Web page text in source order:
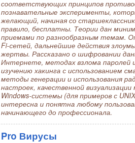
соответствующих принципов
познавательные эксперименты,
желающий, начиная со
правило, бесплатны. Теории дан
приемами по разнообразным темам.
Fi-сетей, дальнейшие действия
жертвы. Рассказано о шифровании
Интернете, методах взлома паролей
изучению хакинга с использованием
методы генерации и использования
настроек, качественной
Windows-системы (для примеров с
интересна и понятна любому
начинающего до профессионала.
Pro Вирусы